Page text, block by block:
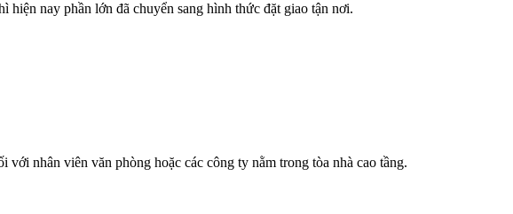
nay phần lớn đã chuyển sang hình thức đặt giao tận nơi.
nhân viên văn phòng hoặc các công ty nằm trong tòa nhà cao tầng.